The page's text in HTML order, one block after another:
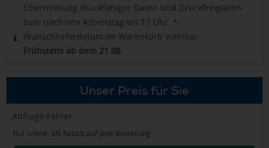
Übermittlung druckfähiger Daten und Druckfreigaben
zum nächsten Arbeitstag bis 17 Uhr. *
Wunschlieferdatum im Warenkorb wählbar.
Frühstens ab dem 21.08.
Unser Preis für Sie
Abfrage-Fehler
Nur online: 3% Rabatt auf jede Bestellung